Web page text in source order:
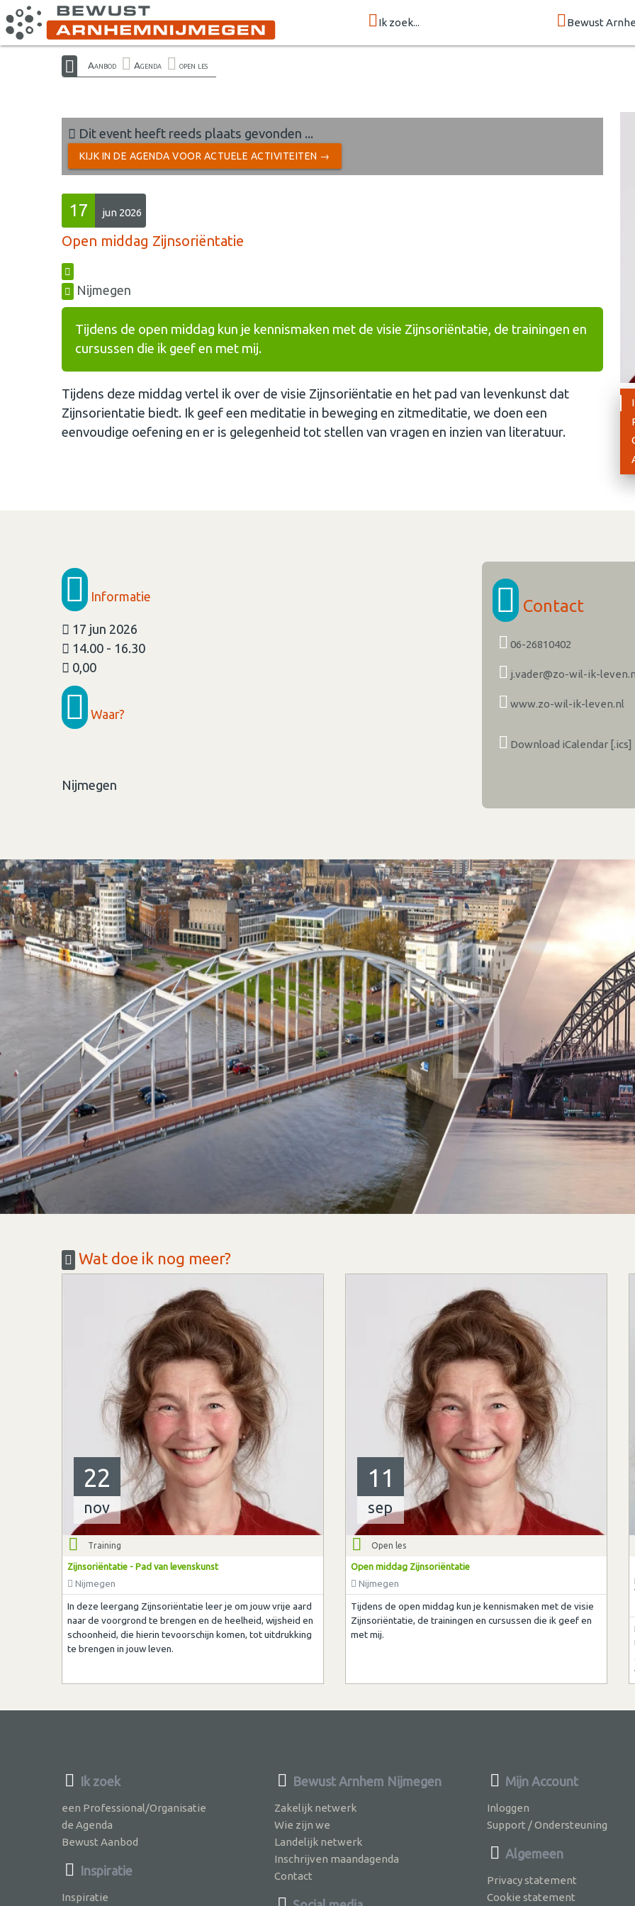
Ik zoek... Bewust
Aanbod Agenda open les
Dit event heeft reeds plaats gevonden ...
KIJK IN DE AGENDA VOOR ACTUELE ACTIVITEITEN →
17 jun 2026
Open middag Zijnsoriëntatie
Nijmegen
Tijdens de open middag kun je kennismaken met de visie Zijnsoriëntatie, de trainingen en
cursussen die ik geef en met mij.
Tijdens deze middag vertel ik over de visie Zijnsoriëntatie en het pad van levenkunst dat
Zijnsorientatie biedt. Ik geef een meditatie in beweging en zitmeditatie, we doen een
eenvoudige oefening en er is gelegenheid tot stellen van vragen en inzien van literatuur.
Informatie
17 jun 2026
14.00 - 16.30
0,00
Waar?
Nijmegen
Contact
06-26810402
j.vader@zo-wil-ik-
www.zo-wil-ik-leven.nl
Download iCalendar [.ics]
Wat doe ik nog meer?
22
nov
Training
Zijnsoriëntatie - Pad van levenskunst
Nijmegen
In deze leergang Zijnsoriëntatie leer je om jouw vrije aard
naar de voorgrond te brengen en de heelheid, wijsheid en
schoonheid, die hierin tevoorschijn komen, tot uitdrukking
te brengen in jouw leven.
11
sep
Open les
Open middag Zijnsoriëntatie
Nijmegen
Tijdens de open middag kun je kennismaken met de visie
Zijnsoriëntatie, de trainingen en cursussen die ik geef en
met mij.
Ik zoek
een Professional/Organisatie
de Agenda
Bewust Aanbod
Inspiratie
Inspiratie
Bewust Arnhem Nijmegen
Zakelijk netwerk
Wie zijn we
Landelijk netwerk
Inschrijven maandagenda
Contact
Mijn Account
Inloggen
Support / Ondersteuning
Algemeen
Privacy statement
Cookie statement